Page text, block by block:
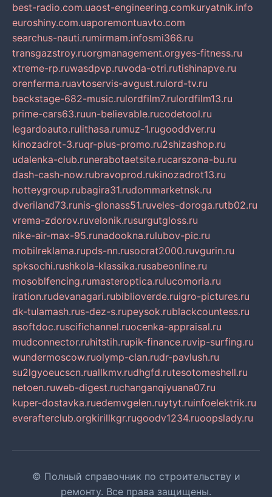
best-radio.com.uaost-engineering.comkuryatnik.info
euroshiny.com.uaporemontuavto.com
searchus-nauti.rumirmam.infosmi366.ru
transgazstroy.ruorgmanagement.orgyes-fitness.ru
xtreme-rp.ruwasdpvp.ruvoda-otri.rutishinapve.ru
orenferma.ruavtoservis-avgust.rulord-tv.ru
backstage-682-music.rulordfilm7.rulordfilm13.ru
prime-cars63.ruun-believable.rucodetool.ru
legardoauto.rulithasa.rumuz-1.rugooddver.ru
kinozadrot-3.ruqr-plus-promo.ru2shizashop.ru
udalenka-club.runerabotaetsite.rucarszona-bu.ru
dash-cash-now.rubravoprod.rukinozadrot13.ru
hotteygroup.rubagira31.rudommarketnsk.ru
dveriland73.runis-glonass51.ruveles-doroga.rutb02.ru
vrema-zdorov.ruvelonik.rusurgutgloss.ru
nike-air-max-95.runadookna.rulubov-pic.ru
mobilreklama.rupds-nn.rusocrat2000.ruvgurin.ru
spksochi.rushkola-klassika.rusabeonline.ru
mosoblfencing.rumasteroptica.rulucomoria.ru
iration.rudevanagari.rubiblioverde.ruigro-pictures.ru
dk-tulamash.rus-dez-s.rupeysok.rublackcountess.ru
asoftdoc.ruscifichannel.ruocenka-appraisal.ru
mudconnector.ruhitstih.rupik-finance.ruvip-surfing.ru
wundermoscow.ruolymp-clan.rudr-pavlush.ru
su2lgyoeucscn.ruallkmv.rudhgfd.rutesotomeshell.ru
netoen.ruweb-digest.ruchanganqiyuana07.ru
kuper-dostavka.ruedemvgelen.ruytyt.ruinfoelektrik.ru
everafterclub.orgkirillkgr.rugoodv1234.ruoopslady.ru
© Полный справочник по строительству и
ремонту. Все права защищены.